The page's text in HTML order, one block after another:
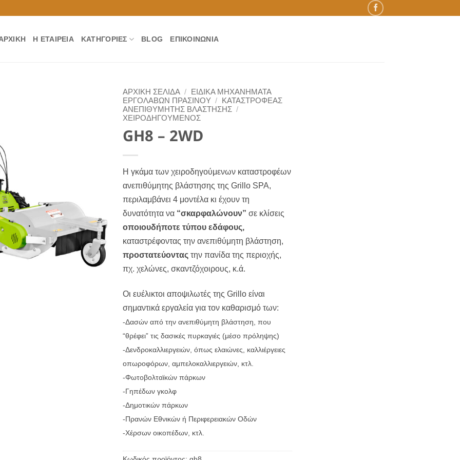
Η ΕΤΑΙΡΕΊΑ ΚΑΤΗΓΟΡΊΕΣ BLOG ΕΠΙΚΟΙΝΩΝΊΑ
ΑΡΧΙΚΉ ΣΕΛΊΔΑ /
ΕΙΔΙΚΑ ΜΗΧΑΝΗΜΑΤΑ
ΕΡΓΟΛΑΒΩΝ ΠΡΑΣΙΝΟΥ /
ΚΑΤΑΣΤΡΟΦΕΑΣ
ΑΝΕΠΙΘΥΜΗΤΗΣ ΒΛΑΣΤΗΣΗΣ /
ΧΕΙΡΟΔΗΓΟΥΜΕΝΟΣ
GH8 – 2WD
Η γκάμα των χειροδηγούμενων καταστροφέων
ανεπιθύμητης βλάστησης της Grillo SPA,
περιλαμβάνει 4 μοντέλα κι έχουν τη
δυνατότητα να “σκαρφαλώνουν” σε κλίσεις
οποιουδήποτε τύπου εδάφους,
καταστρέφοντας την ανεπιθύμητη βλάστηση,
προστατεύοντας την πανίδα της περιοχής,
πχ. χελώνες, σκαντζόχοιρους, κ.ά.
Οι ευέλικτοι αποψιλωτές της Grillo είναι
σημαντικά εργαλεία για τον καθαρισμό των:
-Δασών από την ανεπιθύμητη βλάστηση, που
“θρέφει” τις δασικές πυρκαγιές (μέσο πρόληψης)
-Δενδροκαλλιεργειών, όπως ελαιώνες, καλλιέργειες
οπωροφόρων, αμπελοκαλλιεργειών, κτλ.
-Φωτοβολταϊκών πάρκων
-Γηπέδων γκολφ
-Δημοτικών πάρκων
-Πρανών Εθνικών ή Περιφερειακών Οδών
-Χέρσων οικοπέδων, κτλ.